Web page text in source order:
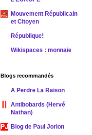
Mouvement Républicain
et Citoyen
République!
Wikispaces : monnaie
Blogs recommandés
A Perdre La Raison
Antibobards (Hervé
Nathan)
Blog de Paul Jorion